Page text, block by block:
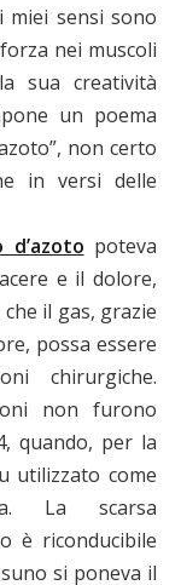
miei sensi sono
nei muscoli
sua creatività
un poema
non certo
in versi delle
d’azoto poteva
e il dolore,
il gas, grazie
possa essere
chirurgiche.
non furono
quando, per la
utilizzato come
La scarsa
è riconducibile
si poneva il